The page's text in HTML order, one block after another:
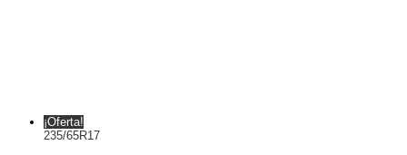
¡Oferta!
235/65R17